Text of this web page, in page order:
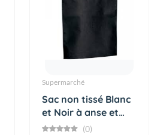
Supermarché
Sac non tissé Blanc
et Noir à anse et
so...
(0)